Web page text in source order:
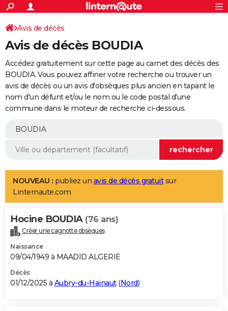
ACTUALITÉS
Politique
Société
Faits Divers
Education
Monde
Villes
+
SPORT
Coupe du monde 2026
Football
Tennis
Cyclisme
Rugby
Forum
Programme TV
TNT
Streaming
Cinéma
Sorties cinéma
Musique
+
FINANCE
Retraite
Epargne
Immobilier
Risques naturels par ville
Banque
Assurance
AUTO
Essais
Réserver un essai
Citadines
Berlines
SUV
Forum auto
+
Mobiles
Meilleur smartphone
Internet
Ordinateurs
Jeux vidéo
Guide high-tech
Aménagement intérieur
LIFESTYLE
Art de vivre
Bien-être
Loisirs
Mode
Modes de vie
Alimentation
Guide de la santé
Maladies
Médicaments
Sommeil
VOYAGE
Destinations
City break
Voyage nature
Voyage de noces
Forum
Climat
+PHOTO
GUIDES D'ACHAT
BONS PLANS
Avis de décès
Avis de décès BOUDIA
Accédez gratuitement sur cette page au carnet des décès des
BOUDIA. Vous pouvez affiner votre recherche ou trouver un
avis de décès ou un avis d'obsèques plus ancien en tapant le
nom d'un défunt et/ou le nom ou le code postal d'une
commune dans le moteur de recherche ci-dessous.
NOUVEAU : publiez un avis de décès gratuitsur
Linternaute.com
Hocine BOUDIA (76 ans)
Créer une cagnotte obsèques
Naissance
09/04/1949 à MAADID ALGERIE
Décès
01/12/2025 à Aubry-du-Hainaut(Nord)